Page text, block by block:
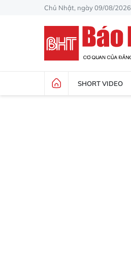
Chủ Nhật, ngày 09/08/2026
SHORT VIDEO